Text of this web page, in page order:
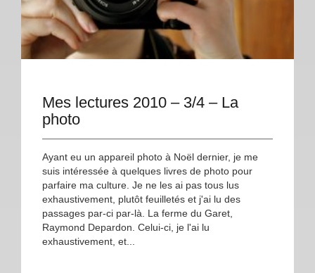
Mes lectures 2010 – 3/4 – La
photo
Ayant eu un appareil photo à Noël dernier, je me
suis intéressée à quelques livres de photo pour
parfaire ma culture. Je ne les ai pas tous lus
exhaustivement, plutôt feuilletés et j'ai lu des
passages par-ci par-là. La ferme du Garet,
Raymond Depardon. Celui-ci, je l'ai lu
exhaustivement, et...